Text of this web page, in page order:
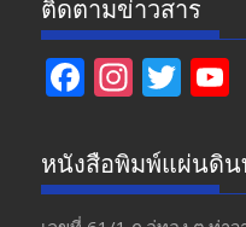
ติดตามข่าวสาร
F
e
b
In
a
gr
T
itt
er
หนังสือพิมพ์แผ่นดิน